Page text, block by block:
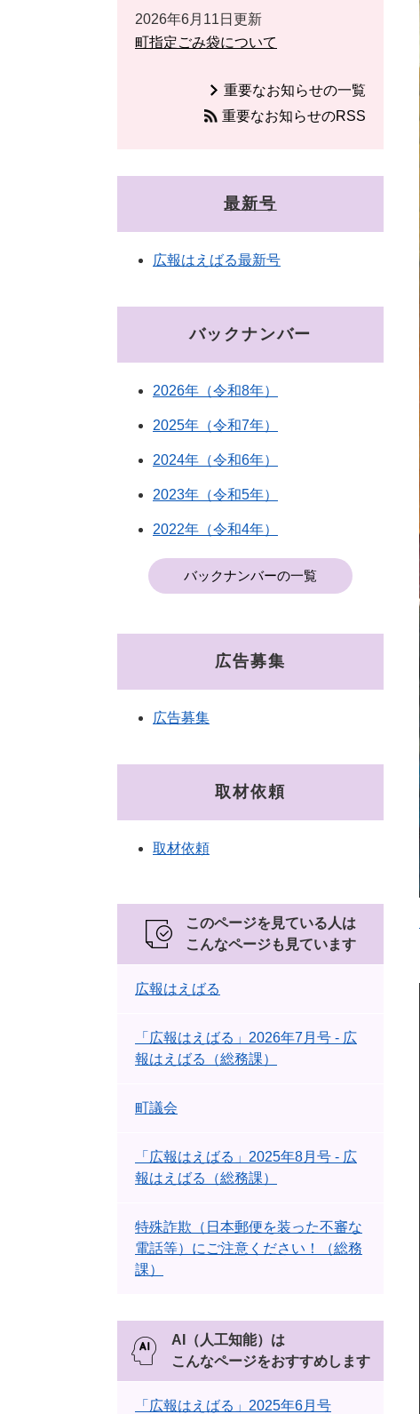
2026年6月11日更新
町指定ごみ袋について
重要なお知らせの一覧
重要なお知らせのRSS
最新号
広報はえばる最新号
バックナンバー
2026年（令和8年）
2025年（令和7年）
2024年（令和6年）
2023年（令和5年）
2022年（令和4年）
バックナンバーの一覧
広告募集
広告募集
取材依頼
取材依頼
このページを見ている人は
こんなページも見ています
広報はえばる
「広報はえばる」2026年7月号 - 広
報はえばる（総務課）
町議会
「広報はえばる」2025年8月号 - 広
報はえばる（総務課）
特殊詐欺（日本郵便を装った不審な
電話等）にご注意ください！（総務
課）
AI（人工知能）は
こんなページをおすすめします
「広報はえばる」2025年6月号